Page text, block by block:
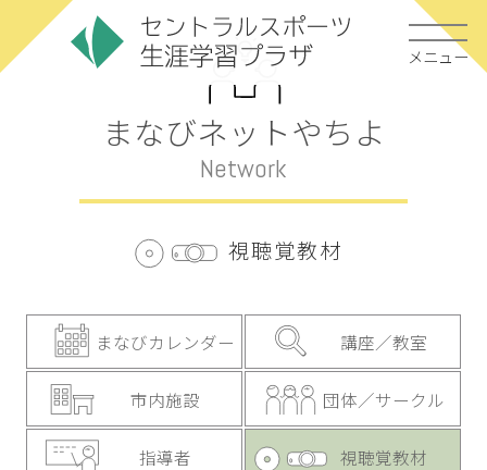
メニュー
まなびネットやちよ
Network
視聴覚教材
まなびカレンダー 講座／教室
市内施設 団体／サークル
指導者 視聴覚教材